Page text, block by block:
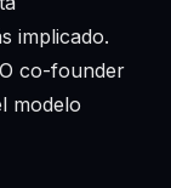
implicado.
co-founder
modelo